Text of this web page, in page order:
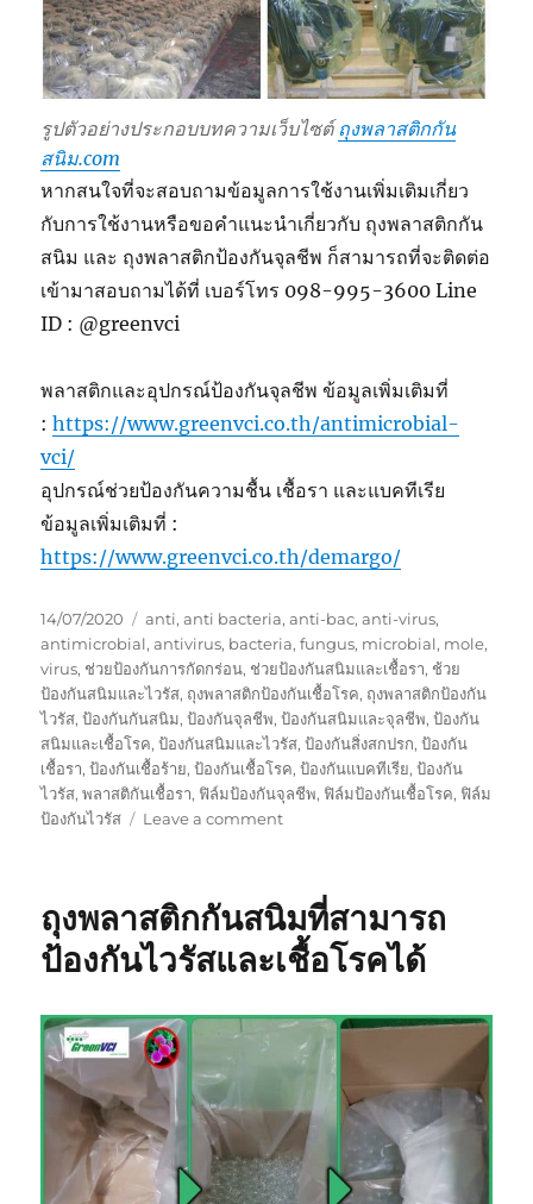
รูปตัวอย่างประกอบบทความเว็บไซต์ ถุงพลาสติกกัน
สนิม.com
หากสนใจที่จะสอบถามข้อมูลการใช้งานเพิ่มเติมเกี่ยว
กับการใช้งานหรือขอคำแนะนำเกี่ยวกับ ถุงพลาสติกกัน
สนิม และ ถุงพลาสติกป้องกันจุลชีพ ก็สามารถที่จะติดต่อ
เข้ามาสอบถามได้ที่ เบอร์โทร 098-995-3600 Line
ID : @greenvci
พลาสติกและอุปกรณ์ป้องกันจุลชีพ ข้อมูลเพิ่มเติมที่
:https://www.greenvci.co.th/antimicrobial-
vci/
อุปกรณ์ช่วยป้องกันความชื้น เชื้อรา และแบคทีเรีย
ข้อมูลเพิ่มเติมที่ :
https://www.greenvci.co.th/demargo/
Posted
on
14/07/2020 Tags
anti,anti bacteria,anti-bac,anti-virus,
antimicrobial,antivirus, bacteria,fungus, microbial, mole,
virus, ช่วยป้องกันการกัดกร่อน, ช่วยป้องกันสนิมและเชื้อรา, ช้วย
ป้องกันสนิมและไวรัส, ถุงพลาสติกป้องกันเชื้อโรค, ถุงพลาสติกป้องกัน
ไวรัส,ป้องกันกันสนิม,ป้องกันจุลชีพ,ป้องกันสนิมและจุลชีพ,ป้องกัน
สนิมและเชื้อโรค,ป้องกันสนิมและไวรัส,ป้องกันสิ่งสกปรก,ป้องกัน
เชื้อรา,ป้องกันเชื้อร้าย,ป้องกันเชื้อโรค,ป้องกันแบคทีเรีย,ป้องกัน
ไวรัส,พลาสติกันเชื้อรา, ฟิล์มป้องกันจุลชีพ, ฟิล์มป้องกันเชื้อโรค, ฟิล์ม
ป้องกันไวรัส
Leave a commenton
สนิม
ผสม
สาร
จุลชีพ
(ไวรัส
เชื้อ
แบคทีเรีย
เชื้อ
รา)
ถุงพลาสติกกันสนิมที่สามารถ
ป้องกันไวรัสและเชื้อโรคได้